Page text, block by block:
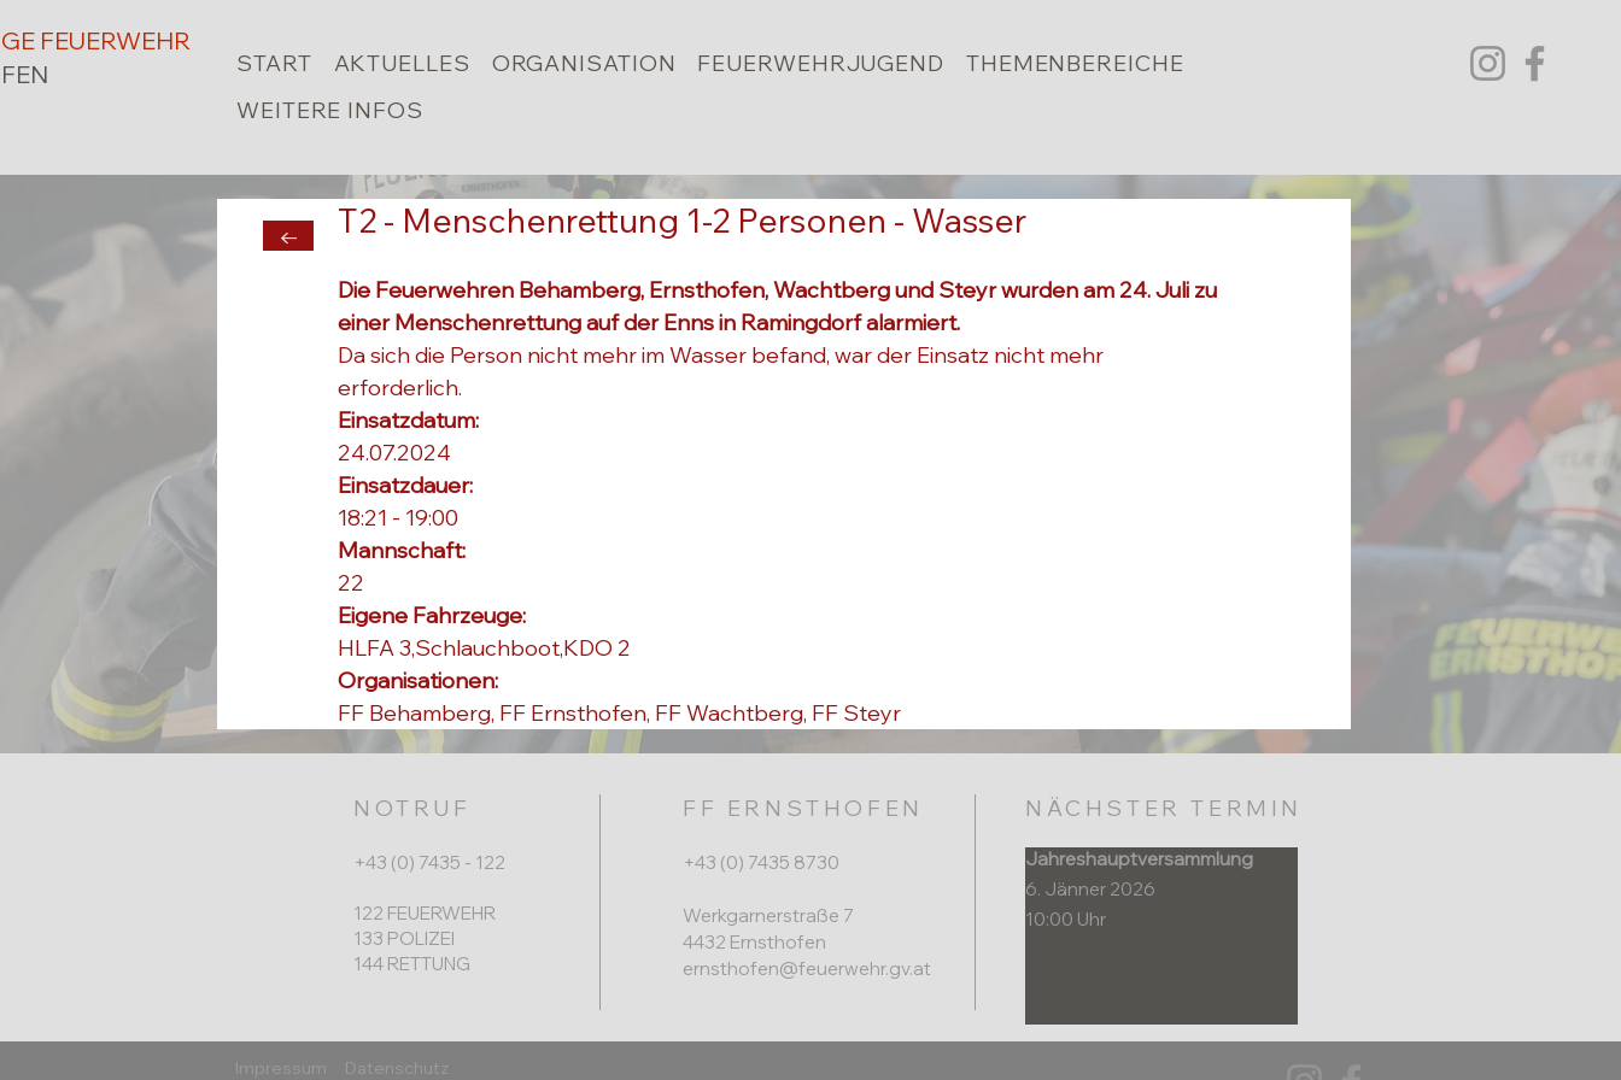
FEUERWEHR
START AKTUELLES ORGANISATION FEUERWEHRJUGEND
THEMENBEREICHE
WEITERE INFOS
T2 - Menschenrettung 1-2 Personen - Wasser
Die Feuerwehren Behamberg, Ernsthofen, Wachtberg und Steyr wurden am 24. Juli zu
einer Menschenrettung auf der Enns in Ramingdorf alarmiert.
Da sich die Person nicht mehr im Wasser befand, war der Einsatz nicht mehr
erforderlich.
Einsatzdatum:
24.07.2024
Einsatzdauer:
18:21 - 19:00
Mannschaft:
22
Eigene Fahrzeuge:
HLFA 3,Schlauchboot,KDO 2
Organisationen:
FF Behamberg, FF Ernsthofen, FF Wachtberg, FF Steyr
←
NOTRUF
+43 (0) 7435 - 122
122 FEUERWEHR
133 POLIZEI
144 RETTUNG
FF ERNSTHOFEN
+43 (0) 7435 8730
Werkgarnerstraße 7
4432 Ernsthofen​
ernsthofen@feuerwehr.gv.at
NÄCHSTER TERMIN
Jahreshauptversammlung
6. Jänner 2026
10:00 Uhr
Impressum Datenschutz